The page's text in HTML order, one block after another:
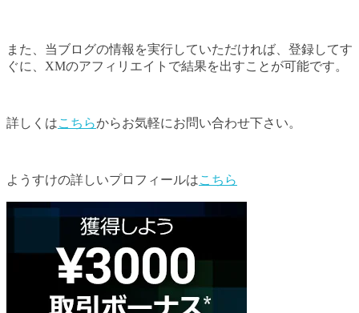
また、当ブログの情報を実行していただければ、登録してす
ぐに、XMのアフィリエイトで結果を出すことが可能です。
詳しくはこちらからお気軽にお問い合わせ下さい。
ようすけの詳しいプロフィールはこちら